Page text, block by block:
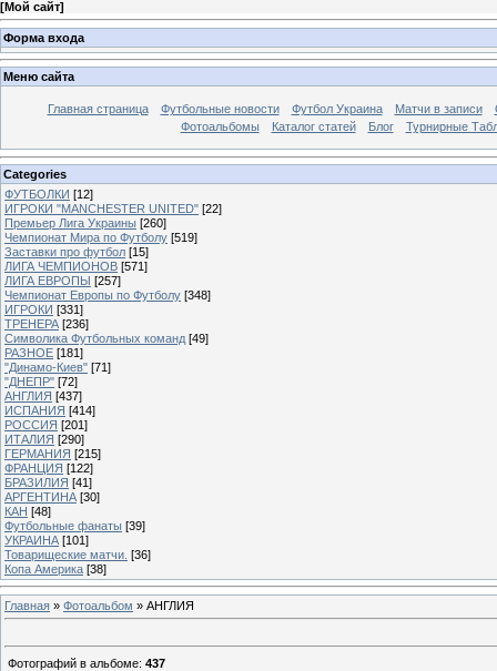
[Мой сайт]
Форма входа
Меню сайта
Главная страница Футбольные новости Футбол Украина Матчи в записи
Фотоальбомы
Каталог статей Блог Турнирные
Categories
ФУТБОЛКИ [12]
ИГРОКИ "MANCHESTER UNITED" [22]
Премьер Лига Украины [260]
Чемпионат Мира по Футболу [519]
Заставки про футбол [15]
ЛИГА ЧЕМПИОНОВ [571]
ЛИГА ЕВРОПЫ [257]
Чемпионат Европы по Футболу [348]
ИГРОКИ [331]
ТРЕНЕРА [236]
Символика Футбольных команд [49]
РАЗНОЕ [181]
"Динамо-Киев" [71]
"ДНЕПР" [72]
АНГЛИЯ [437]
ИСПАНИЯ [414]
РОССИЯ [201]
ИТАЛИЯ [290]
ГЕРМАНИЯ [215]
ФРАНЦИЯ [122]
БРАЗИЛИЯ [41]
АРГЕНТИНА [30]
КАН [48]
Футбольные фанаты [39]
УКРАИНА [101]
Товарищеские матчи. [36]
Копа Америка [38]
Главная » Фотоальбом » АНГЛИЯ
Фотографий в альбоме: 437